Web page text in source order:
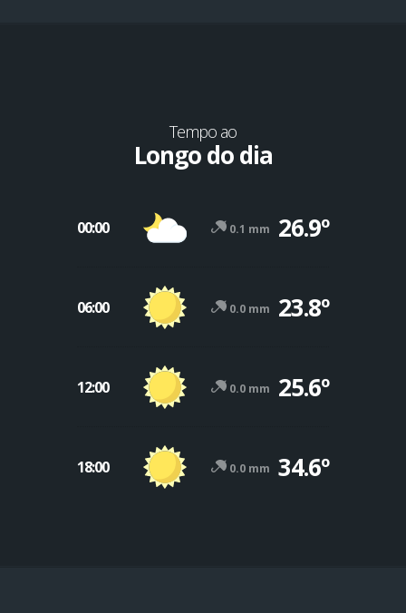
Tempo ao
Longo do dia
00:00 0.1 mm 26.9º
06:00 0.0 mm 23.8º
12:00 0.0 mm 25.6º
18:00 0.0 mm 34.6º